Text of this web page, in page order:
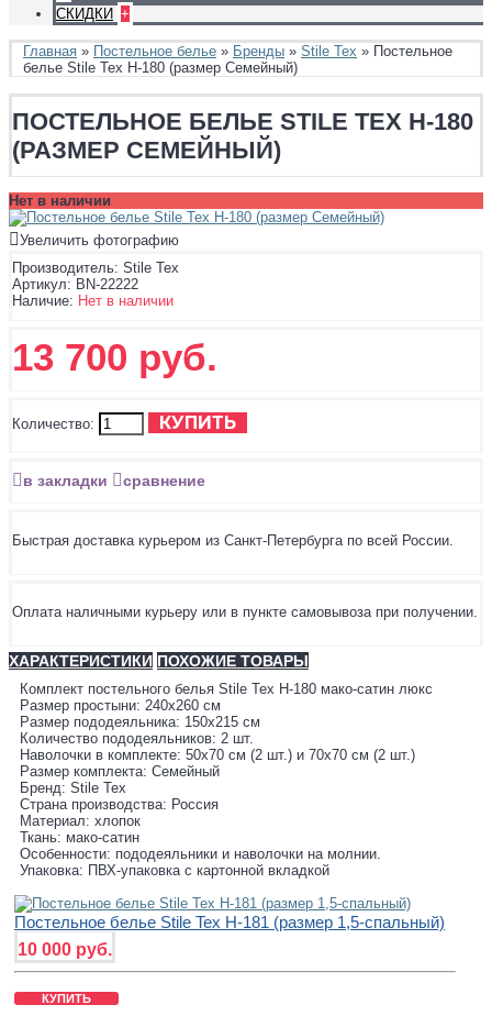
СКИДКИ +
Главная » Постельное белье » Бренды » Stile Tex » Постельное
белье Stile Tex H-180 (размер Семейный)
ПОСТЕЛЬНОЕ БЕЛЬЕ STILE TEX H-180
(РАЗМЕР СЕМЕЙНЫЙ)
Нет в наличии
Увеличить фотографию
Производитель: Stile Tex
Артикул: BN-22222
Наличие: Нет в наличии
13 700 руб.
Количество: КУПИТЬ
в закладки сравнение
Быстрая доставка курьером из Санкт-Петербурга по всей России.
Оплата наличными курьеру или в пункте самовывоза при получении.
ХАРАКТЕРИСТИКИ ПОХОЖИЕ ТОВАРЫ
Комплект постельного белья Stile Tex H-180 мако-сатин люкс
Размер простыни: 240х260 см
Размер пододеяльника: 150х215 см
Количество пододеяльников: 2 шт.
Наволочки в комплекте: 50х70 см (2 шт.) и 70х70 см (2 шт.)
Размер комплекта: Семейный
Бренд: Stile Tex
Страна производства: Россия
Материал: хлопок
Ткань: мако-сатин
Особенности: пододеяльники и наволочки на молнии.
Упаковка: ПВХ-упаковка с картонной вкладкой
Постельное белье Stile Tex H-181 (размер 1,5-спальный)
10 000 руб.
КУПИТЬ